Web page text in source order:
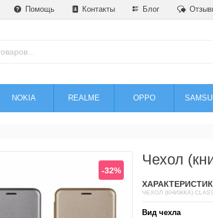
Помощь Контакты Блог
NOKIA REALME OPPO
-32%
Чехол
ЧЕХОЛ (КНИЖКА)
Вид чехла